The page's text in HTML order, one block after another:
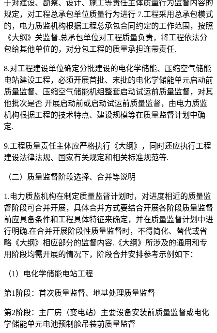
于对建设、勘察、设计、施工等责任主体质量行为监督内容的
规定，对工程总承包单位质量行为进行 7.工程采用总承包模式
的，电力质监机构根据工程总承包合同约定的工作范围，按照
《大纲》关监督.总承包单位对工程质量负责，将工程依法分
包给其他单位的，对分包工程的质量承担连带责任.
8.对工程建设单位确定分批建设的电化学储能、压缩空气储能
电站建设工程，必须开展首批、末批的电化学储能单元启动前
质量监督、压缩空气储能机组整套启动试运前质量监督，对其
他批次是否 开展启动前或启动试运前质量监督，由电力质监
机构根据工程的技术特点、建设规模等在质量监督计划中确
定.
9.工程质量责任主体应严格执行《大纲》，同时还应执行工程
建设法律法规、国家有关规定和相关标准规范等.
（二）质量监督阶段选择、合并等说明
1.电力质监机构在制定质量监督计划时，对进度相近的质量监
督阶段可合并开展，具体合并方式要结合开展各阶段质量监督
前应具备条件和工程具体特征来确定，并在质量监督计划中进
行明确.在合并开展阶段性质量监督时，不得简化、替代或省
略《大纲》相应部分的监督内容.《大纲》所涉及的通用和专
用阶段均需开展的情况下，阶段合并安排参考示例如下：
（1）电化学储能电站工程
第1阶段：首次质量监督、地基处理质量监督
第2阶段：主厂房（变电站）主要设备安装前质量监督或电化
学储能单元电池预制舱吊装前质量监督